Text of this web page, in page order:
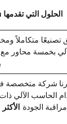
الحلول التي تقدمها JS Precision
تصنيعًا متكاملاً
بخمسة محاور
شركة متخصصة
الجودة